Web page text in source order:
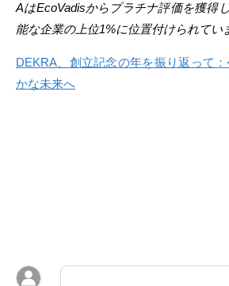
AはEcoVadisからプラチナ評価を獲得
能な企業の上位1%に位置付けられてい
DEKRA、創立記念の年を振り返って
かな未来へ